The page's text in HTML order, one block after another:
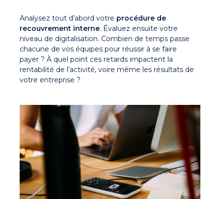
Analysez tout d’abord votre procédure de
recouvrement interne. Évaluez ensuite votre
niveau de digitalisation. Combien de temps passe
chacune de vos équipes pour réussir à se faire
payer ? À quel point ces retards impactent la
rentabilité de l’activité, voire même les résultats de
votre entreprise ?